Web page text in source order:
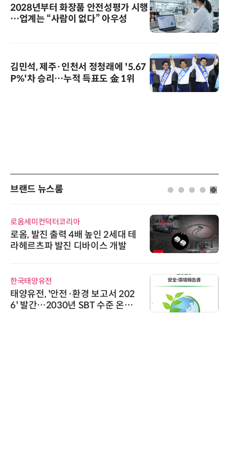
2028년부터 화장품 안전성평가 시행
…업계는 “사람이 없다” 아우성
김민석, 제주·인천서 정청래에 '5.67
P%'차 승리…누적 득표도 金 1위
브랜드 뉴스룸
터코리아
출력 4배 높인 2세대 테
발진 디바이스 개발
'안전·환경 보고서 202
년 SBT 수준 온실
AIPD
“특허분석
'AX' 시대
시큐어링크
시큐어링
흥원 AI 초